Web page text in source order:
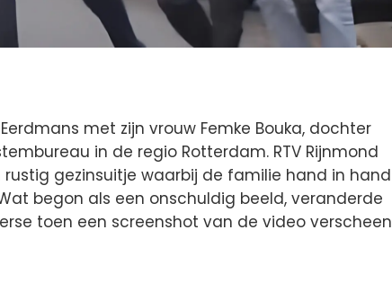
met zijn vrouw Femke Bouka, dochter
in de regio Rotterdam. RTV Rijnmond
gezinsuitje waarbij de familie hand in hand
begon als een onschuldig beeld, veranderde
toen een screenshot van de video verscheen